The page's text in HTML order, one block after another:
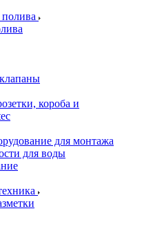
короба и
для монтажа
для воды